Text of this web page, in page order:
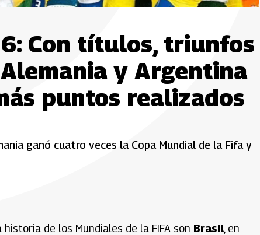
Con títulos, triunfos
y Argentina
puntos realizados
ganó cuatro veces la Copa Mundial de la Fifa y
de los Mundiales de la FIFA son Brasil , en